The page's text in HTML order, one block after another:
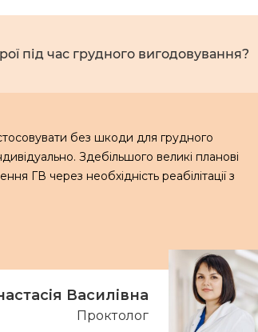
під час грудного вигодовування?
без шкоди для грудного
Здебільшого великі планові
ГВ через необхідність реабілітації з
Василівна
Проктолог